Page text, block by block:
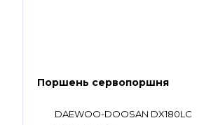
Поршень сервопоршня
DAEWOO-DOOSAN DX180LC